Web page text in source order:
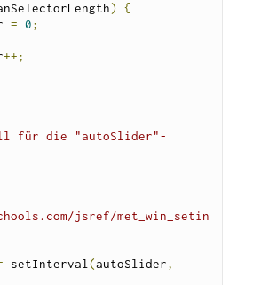
)
{
= 0;
++;
für die "autoSlider"-
jsref/met_win_setin
setInterval(autoSlider,